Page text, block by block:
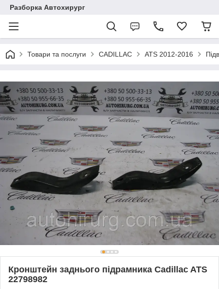
Разборка Автохирург
Товари та послуги CADILLAC ATS 2012-2016
Кронштейн заднього підрамника Cadillac ATS
22798982